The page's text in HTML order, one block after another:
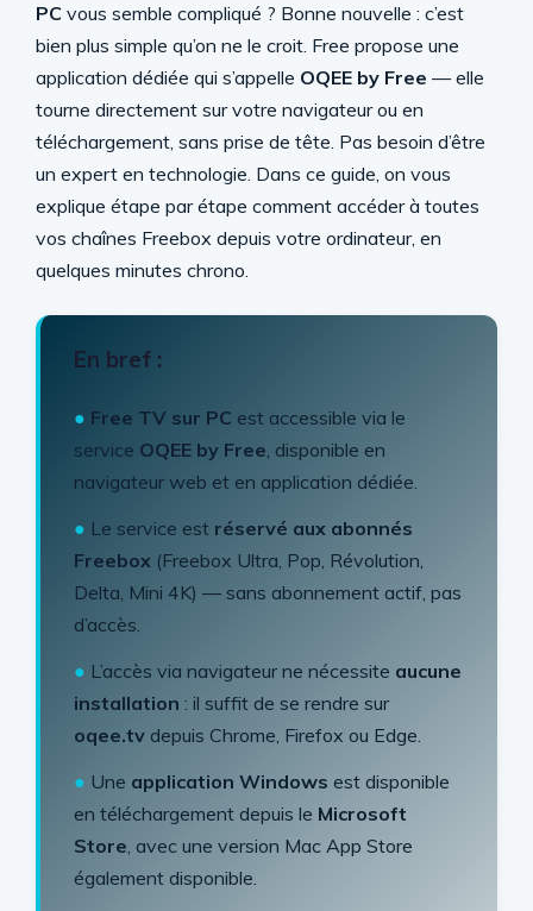
PC vous semble compliqué ? Bonne nouvelle : c’est
bien plus simple qu’on ne le croit. Free propose une
application dédiée qui s’appelle OQEE by Free — elle
tourne directement sur votre navigateur ou en
téléchargement, sans prise de tête. Pas besoin d’être
un expert en technologie. Dans ce guide, on vous
explique étape par étape comment accéder à toutes
vos chaînes Freebox depuis votre ordinateur, en
quelques minutes chrono.
En bref :
● Free TV sur PC est accessible via le
service OQEE by Free, disponible en
navigateur web et en application dédiée.
● Le service est réservé aux abonnés
Freebox (Freebox Ultra, Pop, Révolution,
Delta, Mini 4K) — sans abonnement actif, pas
d’accès.
● L’accès via navigateur ne nécessite aucune
installation : il suffit de se rendre sur
oqee.tv depuis Chrome, Firefox ou Edge.
● Une application Windows est disponible
en téléchargement depuis le Microsoft
Store, avec une version Mac App Store
également disponible.